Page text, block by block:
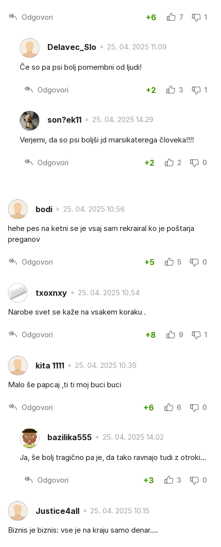
Odgovori +6 7 1
Delavec_Slo 25. 04. 2025 11.09
Če so pa psi bolj pomembni od ljudi!
Odgovori +2 3 1
son?ek11 25. 04. 2025 14.29
Verjemi, da so psi boljši jd marsikaterega človeka!!!!
Odgovori +2 2 0
bodi 25. 04. 2025 10.56
hehe pes na ketni se je vsaj sam rekrairal ko je poštarja
preganov
Odgovori +5 5 0
txoxnxy 25. 04. 2025 10.54
Narobe svet se kaže na vsakem koraku .
Odgovori +8 9 1
kita 1111 25. 04. 2025 10.39
Malo še papcaj ,ti ti moj buci buci
Odgovori +6 6 0
bazilika555 25. 04. 2025 14.02
Ja, še bolj tragično pa je, da tako ravnajo tudi z otroki...
Odgovori +3 3 0
Justice4all 25. 04. 2025 10.15
Biznis je biznis: vse je na kraju samo denar....